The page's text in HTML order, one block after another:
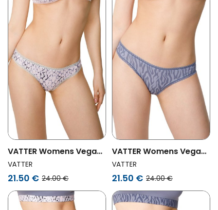
VATTER Womens Vegan
Slip Suzie Snake Light
Pink
VATTER
21.50 € 24.00 €
VATTER Womens Vegan
Slip Suzie Zebra Purple
VATTER
21.50 € 24.00 €